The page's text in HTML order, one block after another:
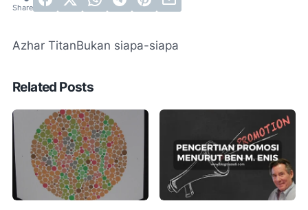
Azhar TitanBukan siapa-siapa
Related Posts